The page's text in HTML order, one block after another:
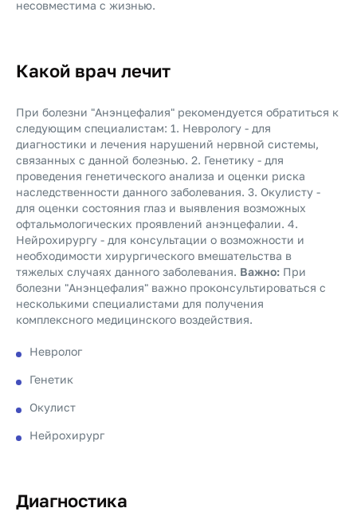
несовместима с жизнью.
Какой врач лечит
При болезни "Анэнцефалия" рекомендуется обратиться к
следующим специалистам: 1. Неврологу - для
диагностики и лечения нарушений нервной системы,
связанных с данной болезнью. 2. Генетику - для
проведения генетического анализа и оценки риска
наследственности данного заболевания. 3. Окулисту -
для оценки состояния глаз и выявления возможных
офтальмологических проявлений анэнцефалии. 4.
Нейрохирургу - для консультации о возможности и
необходимости хирургического вмешательства в
тяжелых случаях данного заболевания. Важно: При
болезни "Анэнцефалия" важно проконсультироваться с
несколькими специалистами для получения
комплексного медицинского воздействия.
Невролог
Генетик
Окулист
Нейрохирург
Диагностика